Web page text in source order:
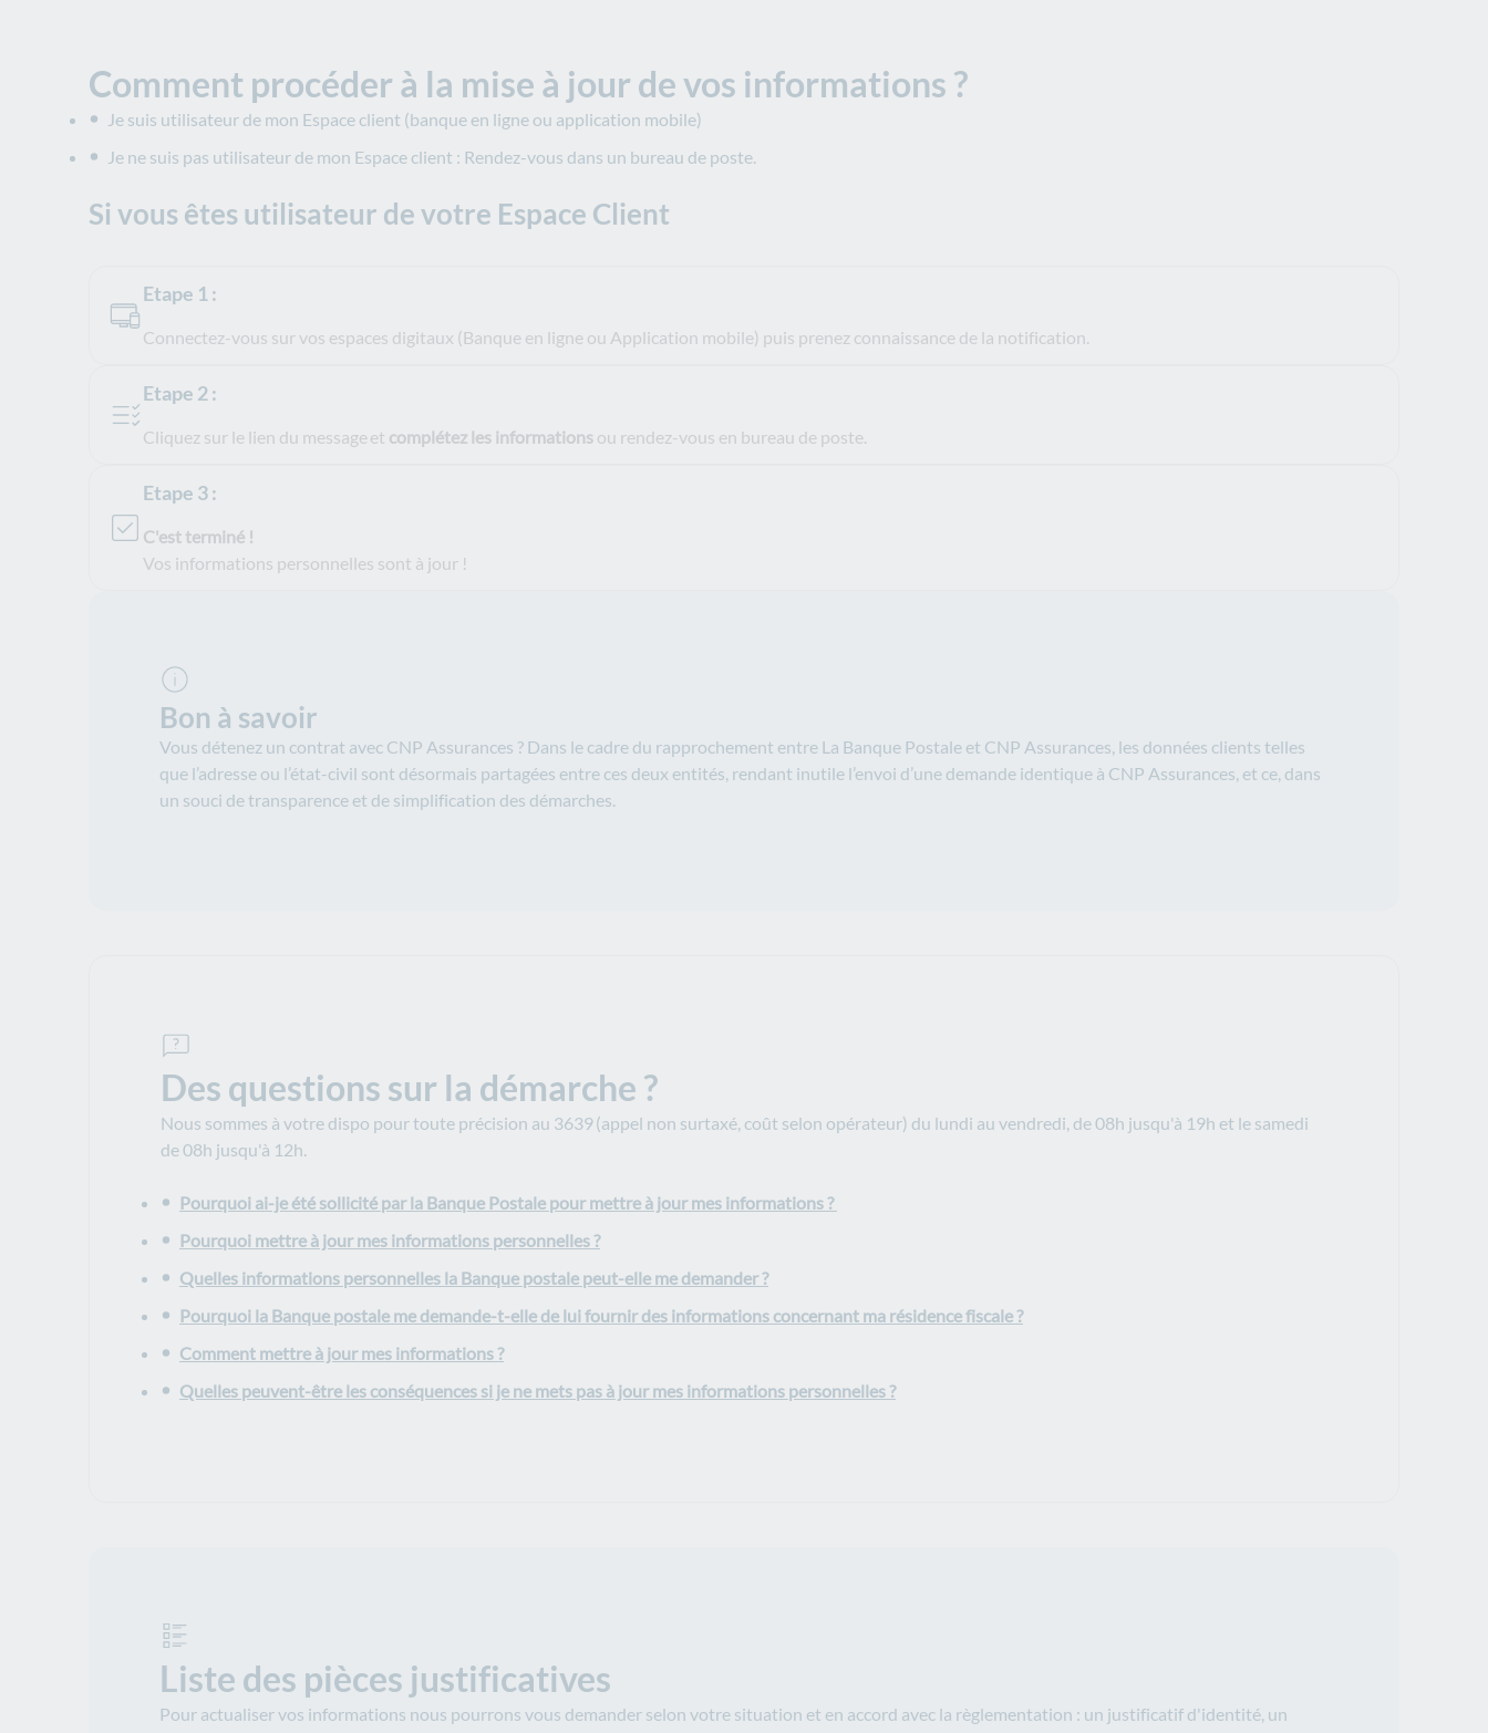
Comment procéder à la mise à jour de vos informations ?
Je suis utilisateur de mon Espace client (banque en ligne ou application mobile)
Je ne suis pas utilisateur de mon Espace client : Rendez-vous dans un bureau de poste.
Si vous êtes utilisateur de votre Espace Client
Etape 1 :
Connectez-vous sur vos espaces digitaux (Banque en ligne ou Application mobile) puis prenez connaissance de la notification.
Etape 2 :
Cliquez sur le lien du message et complétez les informations ou rendez-vous en bureau de poste.
Etape 3 :
C'est terminé !
Vos informations personnelles sont à jour !
Bon à savoir
Vous détenez un contrat avec CNP Assurances ? Dans le cadre du rapprochement entre La Banque Postale et CNP Assurances, les données clients telles
que l’adresse ou l’état-civil sont désormais partagées entre ces deux entités, rendant inutile l’envoi d’une demande identique à CNP Assurances, et ce, dans
un souci de transparence et de simplification des démarches.
Des questions sur la démarche ?
Nous sommes à votre dispo pour toute précision au 3639 (appel non surtaxé, coût selon opérateur) du lundi au vendredi, de 08h jusqu'à 19h et le samedi
de 08h jusqu'à 12h.
Pourquoi ai-je été sollicité par la Banque Postale pour mettre à jour mes informations ?
Pourquoi mettre à jour mes informations personnelles ?
Quelles informations personnelles la Banque postale peut-elle me demander ?
Pourquoi la Banque postale me demande-t-elle de lui fournir des informations concernant ma résidence fiscale ?
Comment mettre à jour mes informations ?
Quelles peuvent-être les conséquences si je ne mets pas à jour mes informations personnelles ?
Liste des pièces justificatives
Pour actualiser vos informations nous pourrons vous demander selon votre situation et en accord avec la règlementation : un justificatif d'identité, un